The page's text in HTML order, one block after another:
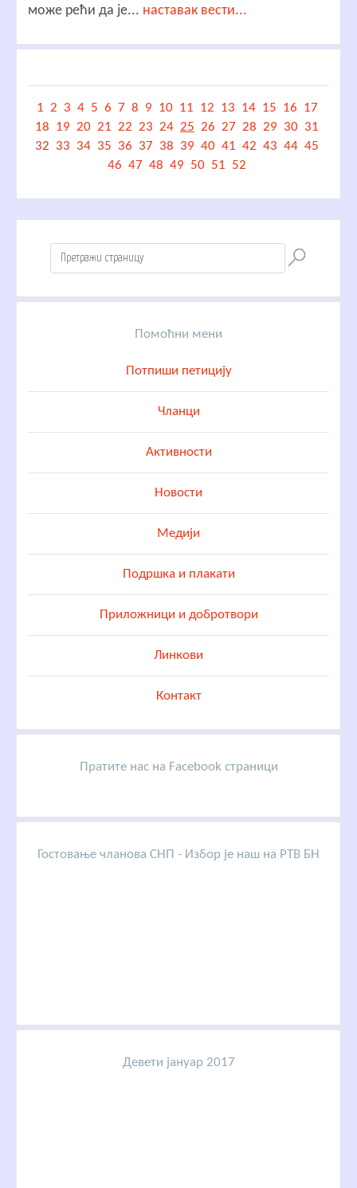
може рећи да је... наставак вести...
1 2 3 4 5 6 7 8 9 10 11 12 13 14 15 16 17
18 19 20 21 22 23 24 25 26 27 28 29 30 31
32 33 34 35 36 37 38 39 40 41 42 43 44 45
46 47 48 49 50 51 52
Помоћни мени
Потпиши петицију
Чланци
Активности
Новости
Медији
Подршка и плакати
Приложници и добротвори
Линкови
Контакт
Пратите нас на Facebook страници
Гостовање чланова СНП - Избор је наш на РТВ БН
Девети јануар 2017